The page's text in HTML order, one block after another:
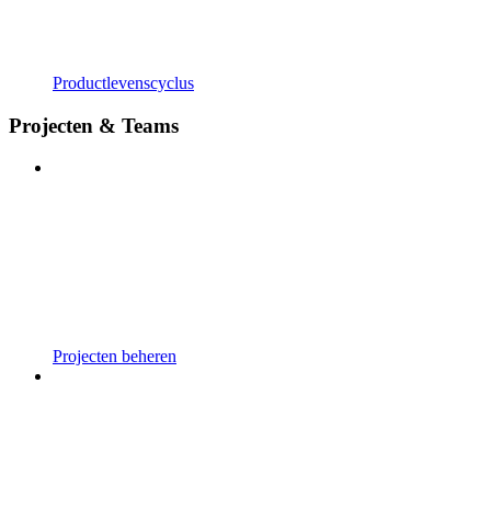
Productlevenscyclus
Projecten & Teams
Projecten beheren